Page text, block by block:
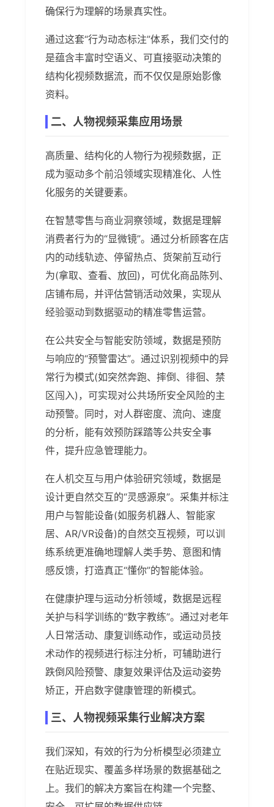
确保行为理解的场景真实性。
通过这套“行为动态标注”体系，我们交付的
是蕴含丰富时空语义、可直接驱动决策的
结构化视频数据流，而不仅仅是原始影像
资料。
二、人物视频采集应用场景
高质量、结构化的人物行为视频数据，正
成为驱动多个前沿领域实现精准化、人性
化服务的关键要素。
在智慧零售与商业洞察领域，数据是理解
消费者行为的“显微镜”。通过分析顾客在店
内的动线轨迹、停留热点、货架前互动行
为(拿取、查看、放回)，可优化商品陈列、
店铺布局，并评估营销活动效果，实现从
经验驱动到数据驱动的精准零售运营。
在公共安全与智能安防领域，数据是预防
与响应的“预警雷达”。通过识别视频中的异
常行为模式(如突然奔跑、摔倒、徘徊、禁
区闯入)，可实现对公共场所安全风险的主
动预警。同时，对人群密度、流向、速度
的分析，能有效预防踩踏等公共安全事
件，提升应急管理能力。
在人机交互与用户体验研究领域，数据是
设计更自然交互的“灵感源泉”。采集并标注
用户与智能设备(如服务机器人、智能家
居、AR/VR设备)的自然交互视频，可以训
练系统更准确地理解人类手势、意图和情
感反馈，打造真正“懂你”的智能体验。
在健康护理与运动分析领域，数据是远程
关护与科学训练的“数字教练”。通过对老年
人日常活动、康复训练动作，或运动员技
术动作的视频进行标注分析，可辅助进行
跌倒风险预警、康复效果评估及运动姿势
矫正，开启数字健康管理的新模式。
三、人物视频采集行业解决方案
我们深知，有效的行为分析模型必须建立
在贴近现实、覆盖多样场景的数据基础之
上。我们的解决方案旨在构建一个完整、